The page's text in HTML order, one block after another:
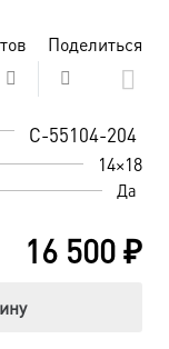
Поделиться
C-55104-204
14×18
Да
16 500₽